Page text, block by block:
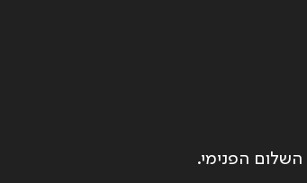
הפנימי.